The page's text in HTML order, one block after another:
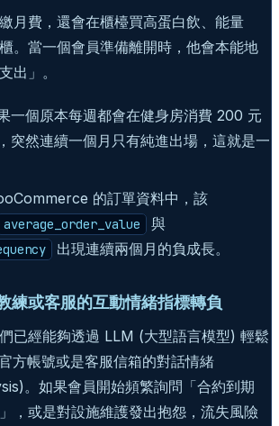
月費，還會在櫃檯買高蛋白飲、能量
。當一個會員準備離開時，他會本能地
出」。
一個原本每週都會在健身房消費 200 元
突然連續一個月只有純進出場，這就是一
的訂單資料中，該
average_order_value 與
出現連續兩個月的負成長。
練或客服的互動情緒指標轉負
已經能夠透過 LLM (大型語言模型) 輕鬆
方帳號或是客服信箱的對話情緒
。如果會員開始頻繁詢問「合約到期
，或是對設施維護發出抱怨，流失風險